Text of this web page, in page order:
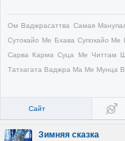
Ом Ваджрасаттва Самая
Сутокайо Ме Бхава Супокайо
Сарва Карма Суца Ме Читтам
Татхагата Ваджра Ма Ме Мунца
Сайт
Зимняя сказка